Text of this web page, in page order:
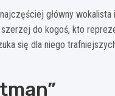
główny wokalista
do kogoś, kto
się dla niego